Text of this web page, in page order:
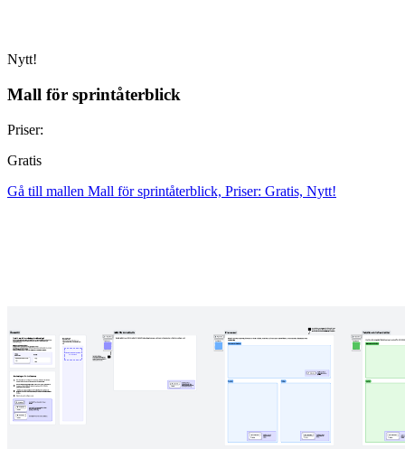
Nytt!
Mall för sprintåterblick
Priser:
Gratis
Gå till mallen Mall för sprintåterblick, Priser: Gratis, Nytt!